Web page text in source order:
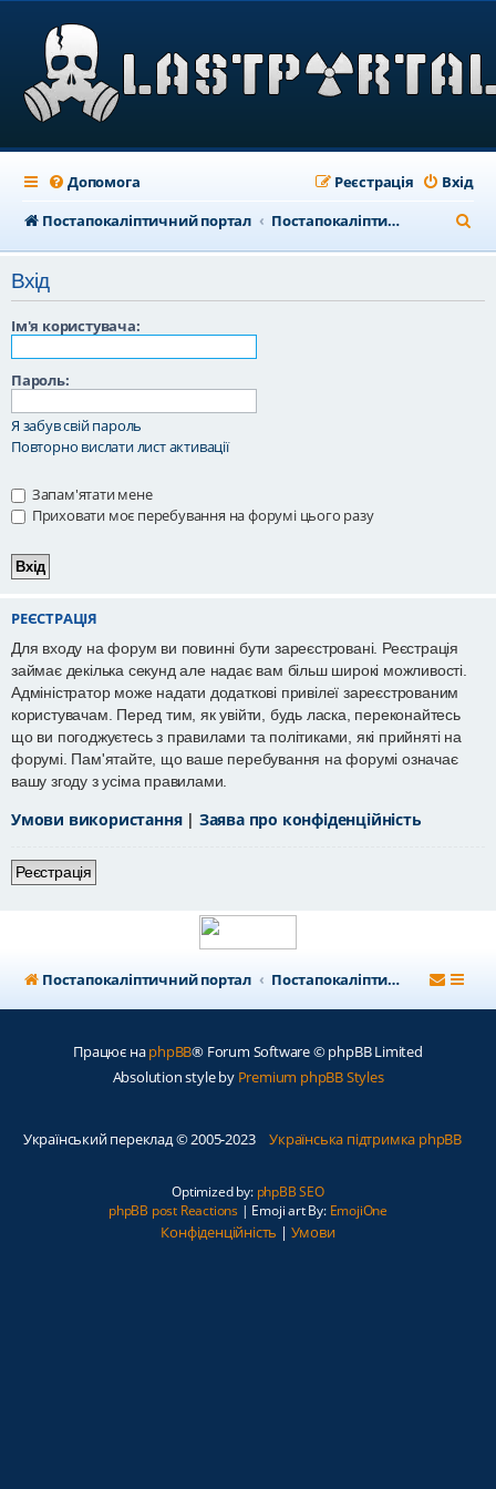
Допомога Вхід
Реєстрація
Постапокаліптичний портал
Постапокаліптичний форум
о
Вхід
Ім'я користувача:
Пароль:
Я забув свій пароль
Повторно вислати лист активації
Запам'ятати мене
Приховати моє перебування на форумі цього разу
РЕЄСТРАЦІЯ
Для входу на форум ви повинні бути зареєстровані. Реєстрація
займає декілька секунд але надає вам більш широкі можливості.
Адміністратор може надати додаткові привілеї зареєстрованим
користувачам. Перед тим, як увійти, будь ласка, переконайтесь
що ви погоджуєтесь з правилами та політиками, які прийняті на
форумі. Пам'ятайте, що ваше перебування на форумі означає
вашу згоду з усіма правилами.
Умови використання| Заява про конфіденційність
Реєстрація
Постапокаліптичний портал Постапокаліптичний форум
Працює наphpBB® Forum Software © phpBB Limited
Absolution style by Premium phpBB Styles
Український переклад © 2005-2023 Українська підтримка phpBB
Optimized by: phpBB SEO
phpBB post Reactions| Emoji art By: EmojiOne
Конфіденційність | Умови